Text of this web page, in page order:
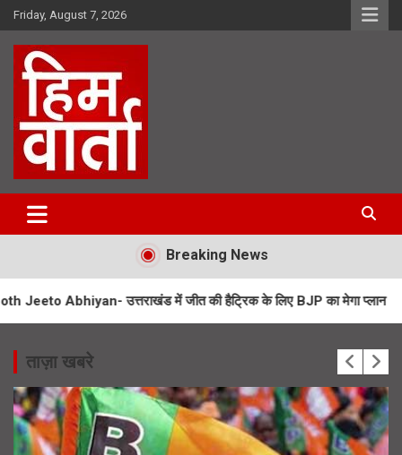
Skip
to
content
Friday, August 7, 2026
Him Varta
Breaking News
उत्तराखंड में जीत की हैट्रिक के लिए BJP का मेगा प्लान UPNL
ताज़ा खबरे